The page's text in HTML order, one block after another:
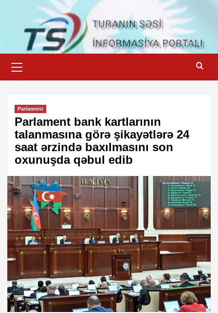
content
Menu
Parlament
Parlament bank kartlarının
talanmasına görə şikayətlərə 24
saat ərzində baxılmasını son
oxunuşda qəbul edib